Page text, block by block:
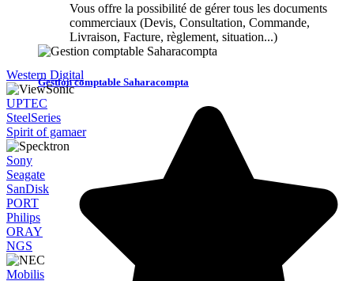
Vous offre la possibilité de gérer tous les documents
commerciaux (Devis, Consultation, Commande,
Livraison, Facture, règlement, situation...)
Gestion comptable Saharacompta
Western Digital
UPTEC
SteelSeries
Spirit of gamaer
Sony
Seagate
SanDisk
PORT
Philips
ORAY
NGS
Mobilis